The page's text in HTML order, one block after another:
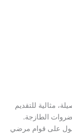
مثالية للتقديم
الطازجة.
على قوام مرضي